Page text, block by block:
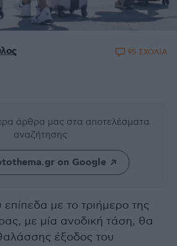
95 ΣΧΟΛΙΑ
άρθρα μας στα αποτελέσματα
αναζήτησης
on Google
επίπεδα με το τριήμερο της
με μία ανοδική τάση, θα
έξοδος του